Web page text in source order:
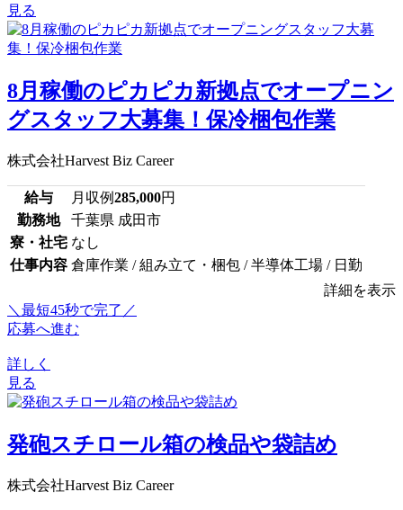
見る
8月稼働のピカピカ新拠点でオープニン
グスタッフ大募集！保冷梱包作業
株式会社Harvest Biz Career
給与 月収例285,000円
勤務地
千葉県 成田市
寮・社宅 なし
仕事内容 倉庫作業 / 組み立て・梱包 / 半導体工場 / 日勤
詳細を表示
＼最短45秒で完了／
応募へ進む
詳しく
見る
発砲スチロール箱の検品や袋詰め
株式会社Harvest Biz Career